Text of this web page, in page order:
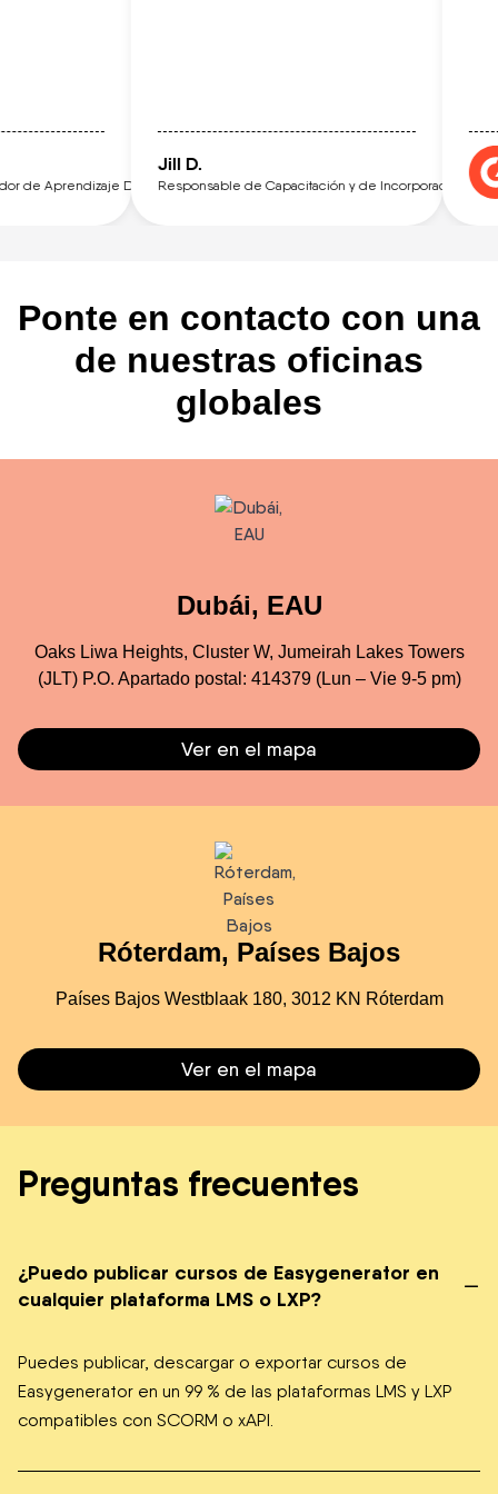
de Aprendizaje Digital
Jill D.
Responsable de Capacitación y de Incorporación de
Ponte en contacto con una
de nuestras oficinas
globales
Dubái, EAU
Oaks Liwa Heights, Cluster W, Jumeirah Lakes Towers
(JLT) P.O. Apartado postal: 414379 (Lun – Vie 9-5 pm)
Ver en el mapa
Róterdam, Países Bajos
Países Bajos Westblaak 180, 3012 KN Róterdam
Ver en el mapa
Preguntas frecuentes
¿Puedo publicar cursos de Easygenerator en
cualquier plataforma LMS o LXP?
–
Puedes publicar, descargar o exportar cursos de
Easygenerator en un 99 % de las plataformas LMS y LXP
compatibles con SCORM o xAPI.